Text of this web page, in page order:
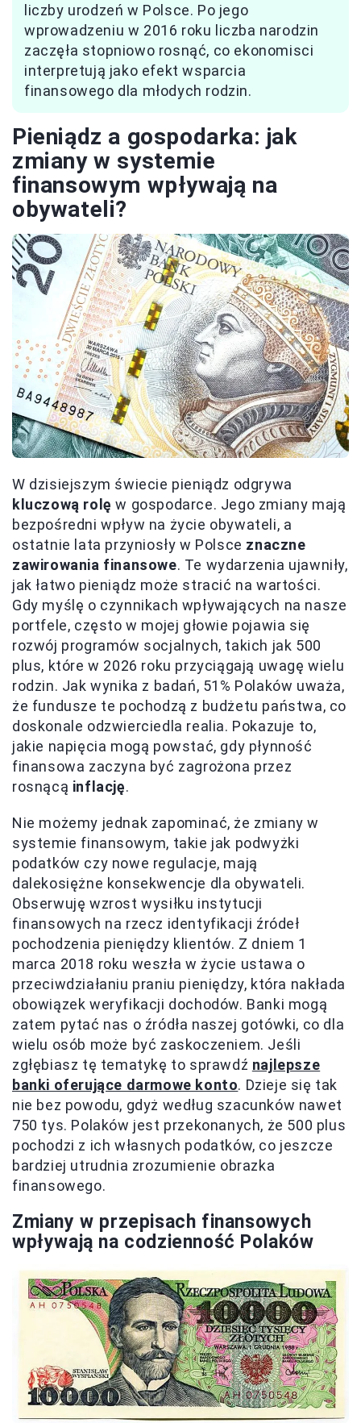
liczby urodzeń w Polsce. Po jego
wprowadzeniu w 2016 roku liczba narodzin
zaczęła stopniowo rosnąć, co ekonomisci
interpretują jako efekt wsparcia
finansowego dla młodych rodzin.
Pieniądz a gospodarka: jak
zmiany w systemie
finansowym wpływają na
obywateli?
W dzisiejszym świecie pieniądz odgrywa
kluczową rolę w gospodarce. Jego zmiany mają
bezpośredni wpływ na życie obywateli, a
ostatnie lata przyniosły w Polsce znaczne
zawirowania finansowe. Te wydarzenia ujawniły,
jak łatwo pieniądz może stracić na wartości.
Gdy myślę o czynnikach wpływających na nasze
portfele, często w mojej głowie pojawia się
rozwój programów socjalnych, takich jak 500
plus, które w 2026 roku przyciągają uwagę wielu
rodzin. Jak wynika z badań, 51% Polaków uważa,
że fundusze te pochodzą z budżetu państwa, co
doskonale odzwierciedla realia. Pokazuje to,
jakie napięcia mogą powstać, gdy płynność
finansowa zaczyna być zagrożona przez
rosnącą inflację.
Nie możemy jednak zapominać, że zmiany w
systemie finansowym, takie jak podwyżki
podatków czy nowe regulacje, mają
dalekosiężne konsekwencje dla obywateli.
Obserwuję wzrost wysiłku instytucji
finansowych na rzecz identyfikacji źródeł
pochodzenia pieniędzy klientów. Z dniem 1
marca 2018 roku weszła w życie ustawa o
przeciwdziałaniu praniu pieniędzy, która nakłada
obowiązek weryfikacji dochodów. Banki mogą
zatem pytać nas o źródła naszej gotówki, co dla
wielu osób może być zaskoczeniem. Jeśli
zgłębiasz tę tematykę to sprawdź najlepsze
banki oferujące darmowe konto. Dzieje się tak
nie bez powodu, gdyż według szacunków nawet
750 tys. Polaków jest przekonanych, że 500 plus
pochodzi z ich własnych podatków, co jeszcze
bardziej utrudnia zrozumienie obrazka
finansowego.
Zmiany w przepisach finansowych
wpływają na codzienność Polaków